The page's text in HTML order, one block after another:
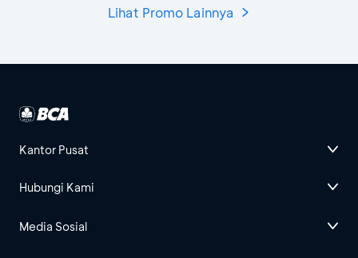
Lihat Promo Lainnya
Kantor Pusat
Hubungi Kami
Media Sosial